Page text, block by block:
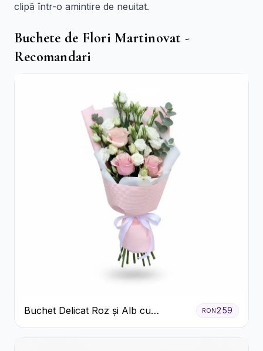
clipă într-o amintire de neuitat.
Buchete de Flori Martinovat -
Recomandari
Buchet Delicat Roz și Alb cu
Trandafiri și Lisianthus
RON259